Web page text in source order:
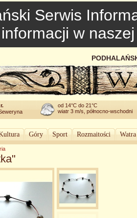
Serwis
w
od 14°C do 21°C
wiatr 3 m/s, północno-wschodni
Góry Sport Rozmaitości